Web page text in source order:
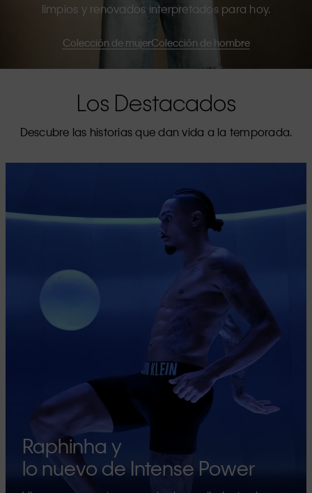
limpios y renovados interpretados para hoy.
Colección de mujerColección de hombre
Los Destacados
Descubre las historias que dan vida a la temporada.
Raphinha y
lo nuevo de Intense Power